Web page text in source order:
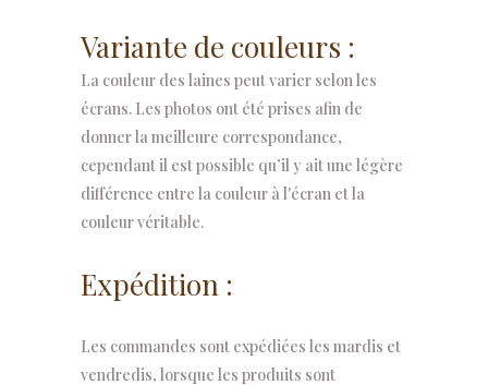
Variante de couleurs :
La couleur des laines peut varier selon les
écrans. Les photos ont été prises afin de
donner la meilleure correspondance,
cependant il est possible qu’il y ait une légère
différence entre la couleur à l'écran et la
couleur véritable.
Expédition :
Les commandes sont expédiées les mardis et
vendredis, lorsque les produits sont